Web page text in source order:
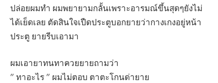
ปล่อยผมทำ ผมพยายามกลั้นเพราะอารมณ์ขึ้นสุดๆยังไม่
ได้เย็ดเลย ตัดสินใจเปืดประตูบอกยายว่ากางเกงอยู่หน้า
ประตู ยายรีบเอามา
ผมเอายาทนทาควยยายถามว่า
” ทาอะไร ” ผมไม่ตอบ ตาตะโกนด่ายาย